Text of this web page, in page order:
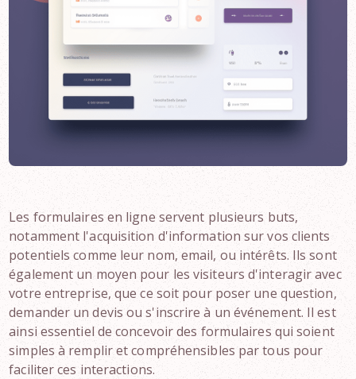
Les formulaires en ligne servent plusieurs buts,
notamment l'acquisition d'information sur vos clients
potentiels comme leur nom, email, ou intérêts. Ils sont
également un moyen pour les visiteurs d'interagir avec
votre entreprise, que ce soit pour poser une question,
demander un devis ou s'inscrire à un événement. Il est
ainsi essentiel de concevoir des formulaires qui soient
simples à remplir et compréhensibles par tous pour
faciliter ces interactions.